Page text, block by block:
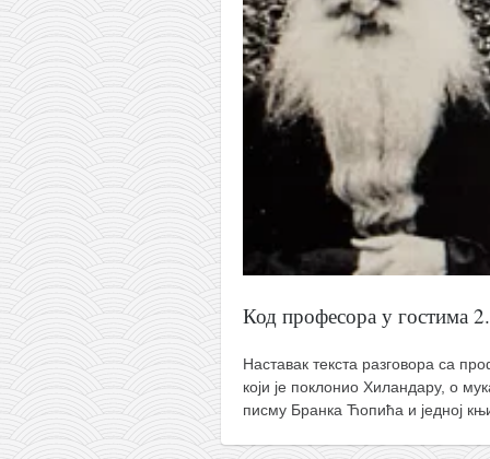
забрањена историја
ћирилица
породичне приче
прота Воја
уместо твитера
календар српски
азбуки и књиге
Окинава карате
најновије на блогу
моје белешке
историја каратеа
бубиши
карате
Код професора у гостима 2.
Наставак текста разговора са
који је поклонио Хиландару, о
писму Бранка Ћопића и једној